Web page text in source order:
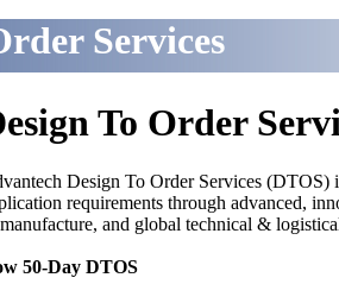
Services
To Order
Design To Order Services (DTOS)
requirements through advanced,
and global technical &
50-Day DTOS